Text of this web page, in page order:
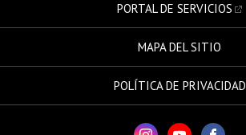
PORTAL DE SERVICIOS
MAPA DEL SITIO
POLÍTICA DE PRIVACIDAD